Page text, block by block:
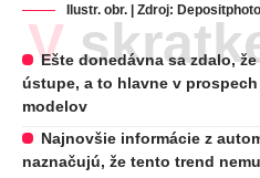
Ilustr. obr. | Zdroj:
V
Ešte donedávna sa zdalo,
ústupe, a to hlavne v
modelov
Najnovšie informácie z
naznačujú, že tento trend